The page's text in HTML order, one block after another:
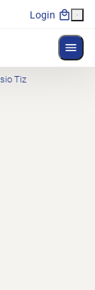
Login
Tiz